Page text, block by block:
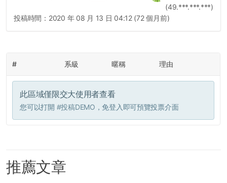
(49.***.***.***)
投稿時間： 2020 年 08 月 13 日 04:12 (72 個月前)
# 系級 暱稱 理由
此區域僅限交大使用者查看
您可以打開 #投稿DEMO ，免登入即可預覽投票介面
推薦文章